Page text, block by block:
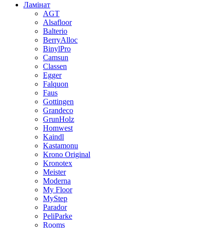
Ламінат
AGT
Alsafloor
Balterio
BerryAlloc
BinylPro
Camsun
Classen
Egger
Falquon
Faus
Gottingen
Grandeco
GrunHolz
Homwest
Kaindl
Kastamonu
Krono Original
Kronotex
Meister
Moderna
My Floor
MyStep
Parador
PeliParke
Rooms